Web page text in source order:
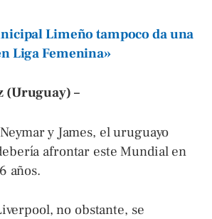
Limeño tampoco da una
Liga Femenina»
(Uruguay) –
y James, el uruguayo
afrontar este Mundial en
años.
no obstante, se